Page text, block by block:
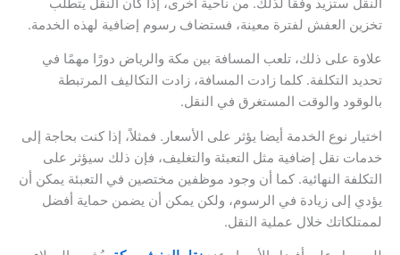
النقل ستزيد وفقًا لذلك. من ناحية أخرى، إذا كان النقل يتطلب
تخزين العفش لفترة معينة، فستضاف رسوم إضافية لهذه الخدمة.
علاوة على ذلك، تلعب المسافة بين مكة والرياض دورًا مهمًا في
تحديد التكلفة. كلما زادت المسافة، زادت التكاليف المرتبطة
بالوقود والوقت المستغرق في النقل.
اختيار نوع الخدمة أيضا يؤثر على الأسعار. فمثلاً، إذا كنت بحاجة إلى
خدمات نقل إضافية مثل التعبئة والتغليف، فإن ذلك سيؤثر على
التكلفة النهائية. كما أن وجود موظفين مختصين في التعبئة يمكن أن
يؤدي إلى زيادة في الرسوم، ولكن يمكن أن يضمن حماية أفضل
لممتلكاتك خلال عملية النقل.